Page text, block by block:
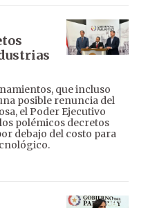
que incluso
posible renuncia del
el Poder Ejecutivo
polémicos decretos
debajo del costo para